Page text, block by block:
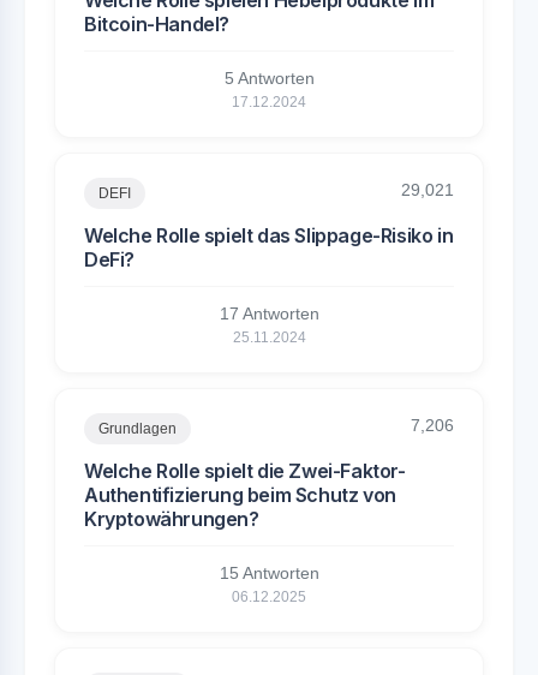
Bitcoin-Handel?
5 Antworten
17.12.2024
DEFI 29,021
Welche Rolle spielt das Slippage-Risiko in
DeFi?
17 Antworten
25.11.2024
Grundlagen 7,206
Welche Rolle spielt die Zwei-Faktor-
Authentifizierung beim Schutz von
Kryptowährungen?
15 Antworten
06.12.2025